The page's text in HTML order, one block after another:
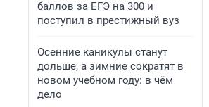
баллов за ЕГЭ на 300 и
поступил в престижный вуз
Осенние каникулы станут
дольше, а зимние сократят в
новом учебном году: в чём
дело